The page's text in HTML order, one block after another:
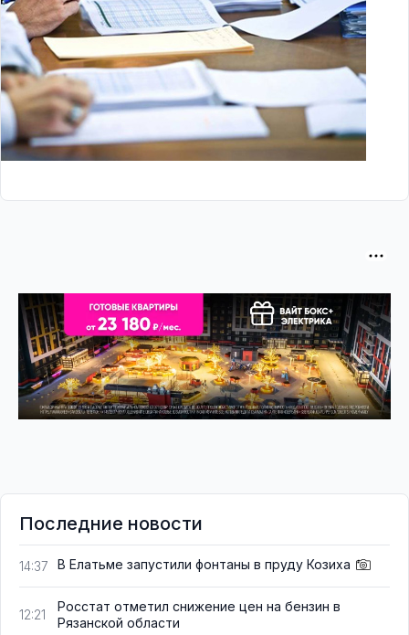
Последние новости
14:37 В Елатьме запустили фонтаны в пруду Козиха
12:21
Росстат отметил снижение цен на бензин в
Рязанской области